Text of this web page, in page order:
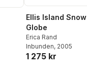
Ellis Island Snow
Globe
Erica Rand
Inbunden, 2005
1 275 kr